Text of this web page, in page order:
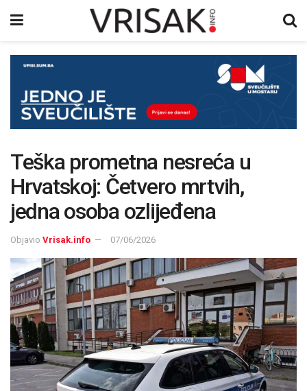
Teška prometna nesreća u
Hrvatskoj: Četvero mrtvih,
jedna osoba ozlijeđena
Objavio Vrisak.info 07/06/2026